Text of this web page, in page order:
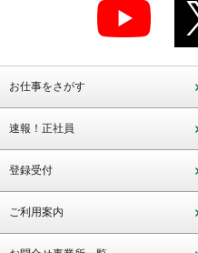
お仕事をさがす
速報！正社員
登録受付
ご利用案内